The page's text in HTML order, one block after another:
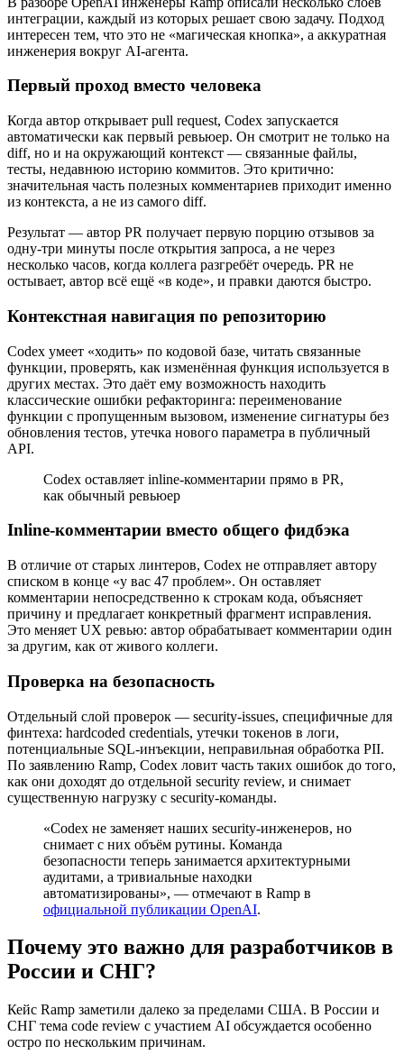
интеграции, каждый из которых решает свою задачу. Подход
интересен тем, что это не «магическая кнопка», а аккуратная
инженерия вокруг AI-агента.
Первый проход вместо человека
Когда автор открывает pull request, Codex запускается
автоматически как первый ревьюер. Он смотрит не только на
diff, но и на окружающий контекст — связанные файлы,
тесты, недавнюю историю коммитов. Это критично:
значительная часть полезных комментариев приходит именно
из контекста, а не из самого diff.
Результат — автор PR получает первую порцию отзывов за
одну-три минуты после открытия запроса, а не через
несколько часов, когда коллега разгребёт очередь. PR не
остывает, автор всё ещё «в коде», и правки даются быстро.
Контекстная навигация по репозиторию
Codex умеет «ходить» по кодовой базе, читать связанные
функции, проверять, как изменённая функция используется в
других местах. Это даёт ему возможность находить
классические ошибки рефакторинга: переименование
функции с пропущенным вызовом, изменение сигнатуры без
обновления тестов, утечка нового параметра в публичный
API.
Codex оставляет inline-комментарии прямо в PR,
как обычный ревьюер
Inline-комментарии вместо общего фидбэка
В отличие от старых линтеров, Codex не отправляет автору
списком в конце «у вас 47 проблем». Он оставляет
комментарии непосредственно к строкам кода, объясняет
причину и предлагает конкретный фрагмент исправления.
Это меняет UX ревью: автор обрабатывает комментарии один
за другим, как от живого коллеги.
Проверка на безопасность
Отдельный слой проверок — security-issues, специфичные для
финтеха: hardcoded credentials, утечки токенов в логи,
потенциальные SQL-инъекции, неправильная обработка PII.
По заявлению Ramp, Codex ловит часть таких ошибок до того,
как они доходят до отдельной security review, и снимает
существенную нагрузку с security-команды.
«Codex не заменяет наших security-инженеров, но
снимает с них объём рутины. Команда
безопасности теперь занимается архитектурными
аудитами, а тривиальные находки
автоматизированы», — отмечают в Ramp в
официальной публикации OpenAI.
Почему это важно для разработчиков в
России и СНГ?
Кейс Ramp заметили далеко за пределами США. В России и
СНГ тема code review с участием AI обсуждается особенно
остро по нескольким причинам.